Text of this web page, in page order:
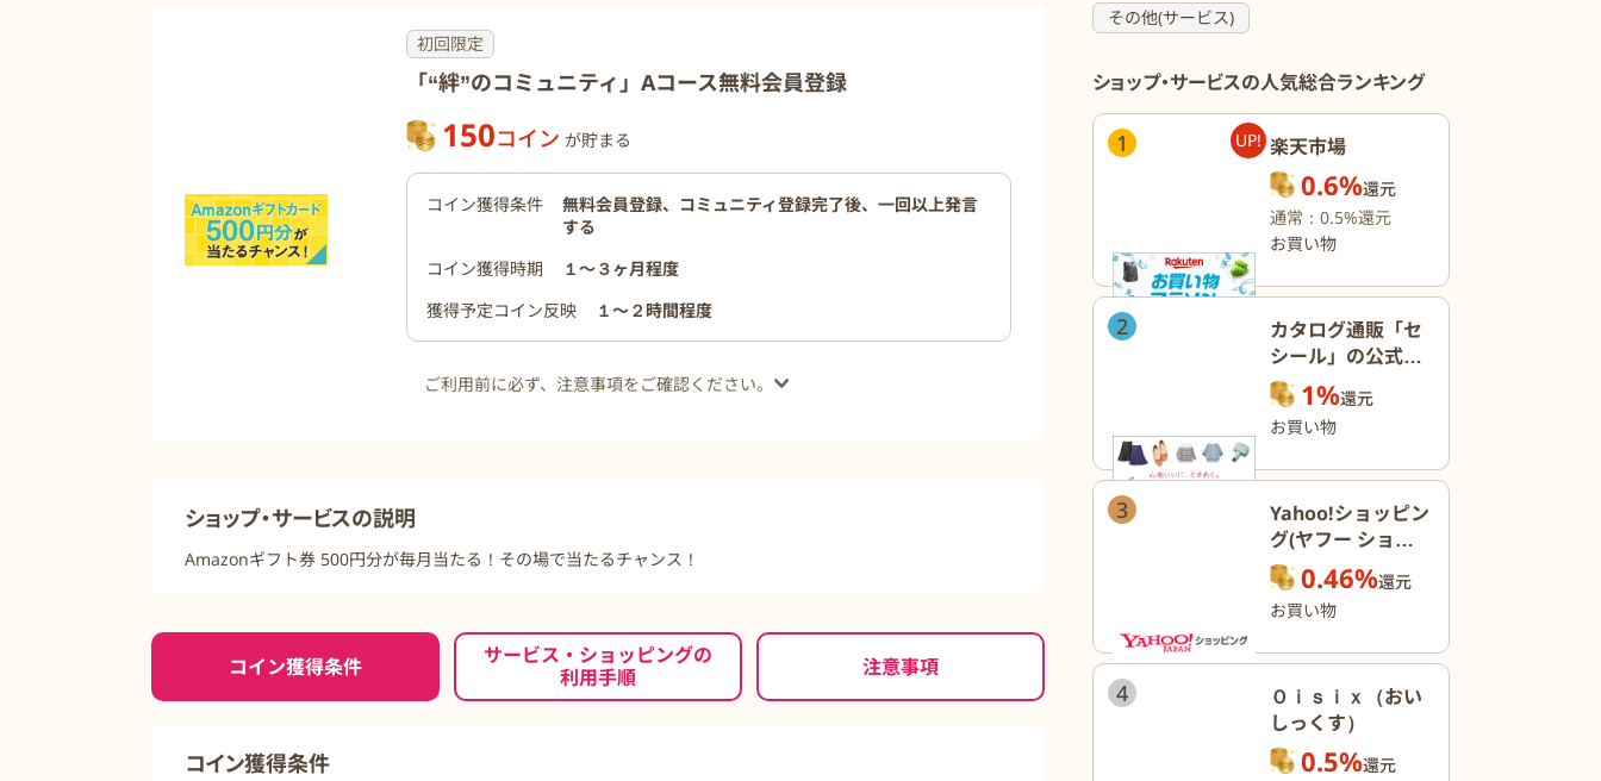
初回限定
「“絆”のコミュニティ」Aコース無料会員登録
150コイン が貯まる
コイン獲得条件
無料会員登録、コミュニティ登録完了後、一回以上発言
する
コイン獲得時期
１〜３ヶ月程度
獲得予定コイン反映
１〜２時間程度
ご利用前に必ず、注意事項をご確認ください。
ショップ・サービスの説明
Amazonギフト券 500円分が毎月当たる！その場で当たるチャンス！
ご利用前に必ずお読みください
コイン獲得条件
サービス・ショッピングの
利用手順
注意事項
コイン獲得条件
その他(サービス)
ショップ・サービスの人気総合ランキング
1 UP! 楽天市場
0.6%還元
通常：0.5%還元
お買い物
2
カタログ通販「セ
シール」の公式オ
ンラインショップ
1%還元
お買い物
3
Yahoo!ショッピン
グ(ヤフー ショッ
ピング)0.46%還元
お買い物
4
Ｏｉｓｉｘ（おい
しっくす）
0.5%還元